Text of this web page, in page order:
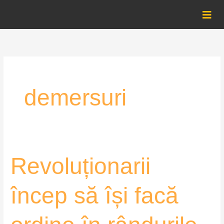
content
demersuri
Revoluționarii
încep să își facă
Revoluționarii
încep
ordine